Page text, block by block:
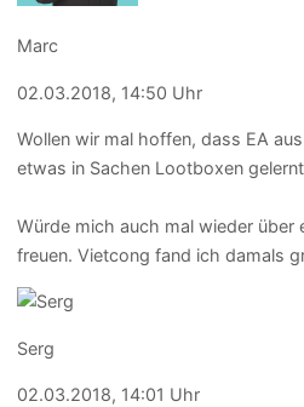
Marc
02.03.2018, 14:50 Uhr
Wollen wir mal hoffen, dass EA
etwas in Sachen Lootboxen
Würde mich auch mal wieder über
freuen. Vietcong fand ich damals
Serg
02.03.2018, 14:01 Uhr